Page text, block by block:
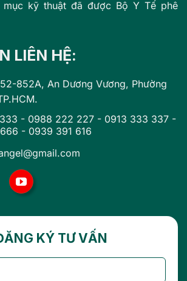
mục kỹ thuật đã được Bộ Y Tế phê
LIÊN HỆ:
852A, An Dương Vương, Phường
- 0988 222 227 - 0913 333 337 -
- 0939 391 616
KÝ TƯ VẤN